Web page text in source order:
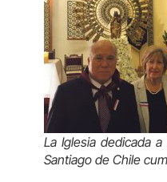
La Iglesia dedicada
Santiago de Chile